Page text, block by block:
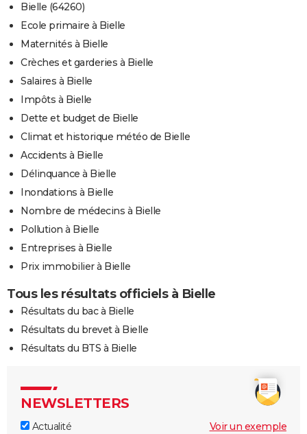
Bielle (64260)
Ecole primaire à Bielle
Maternités à Bielle
Crèches et garderies à Bielle
Salaires à Bielle
Impôts à Bielle
Dette et budget de Bielle
Climat et historique météo de Bielle
Accidents à Bielle
Délinquance à Bielle
Inondations à Bielle
Nombre de médecins à Bielle
Pollution à Bielle
Entreprises à Bielle
Prix immobilier à Bielle
Tous les résultats officiels à Bielle
Résultats du bac à Bielle
Résultats du brevet à Bielle
Résultats du BTS à Bielle
NEWSLETTERS
Actualité
Voir un exemple